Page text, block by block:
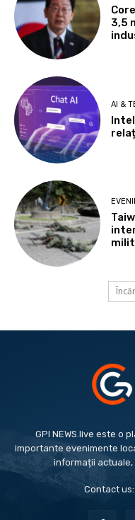
3,5
AI &
GPI NEWS.live este o
importante evenimente
informații actuale,
Contact